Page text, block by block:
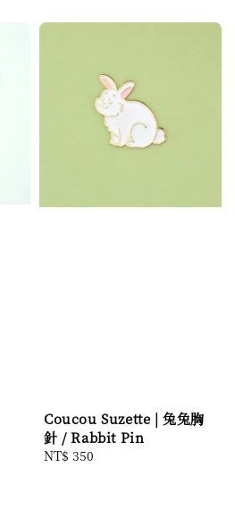
Coucou Suzette | 兔兔胸
針 / Rabbit Pin
Regular
NT$ 350